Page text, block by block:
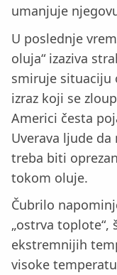
umanjuje
U poslednje
oluja“ izaziva
smiruje situaciju
izraz koji se
Americi česta
Uverava ljude
treba biti
tokom oluje.
Čubrilo
„ostrva toplote“,
ekstremnijih
visoke